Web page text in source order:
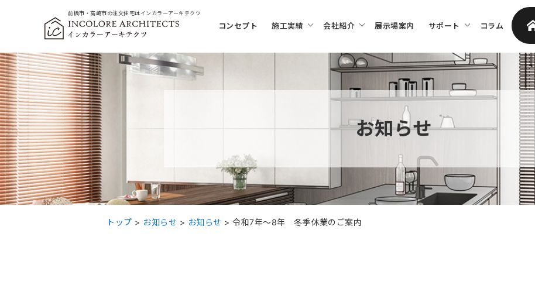
前橋市・高崎市の注文住宅はインカラーアーキテクツ
コンセプト 施工実績 会社紹介 展⽰場案内 サポート コラム
お知らせ
トップ > お知らせ > お知らせ > 令和7年〜8年 冬季休業のご案内